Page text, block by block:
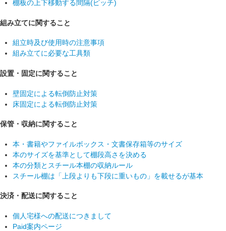
棚板の上下移動する間隔(ピッチ)
組み立てに関すること
組立時及び使用時の注意事項
組み立てに必要な工具類
設置・固定に関すること
壁固定による転倒防止対策
床固定による転倒防止対策
保管・収納に関すること
本・書籍やファイルボックス・文書保存箱等のサイズ
本のサイズを基準として棚段高さを決める
本の分類とスチール本棚の収納ルール
スチール棚は「上段よりも下段に重いもの」を載せるが基本
決済・配送に関すること
個人宅様への配送につきまして
Paid案内ページ